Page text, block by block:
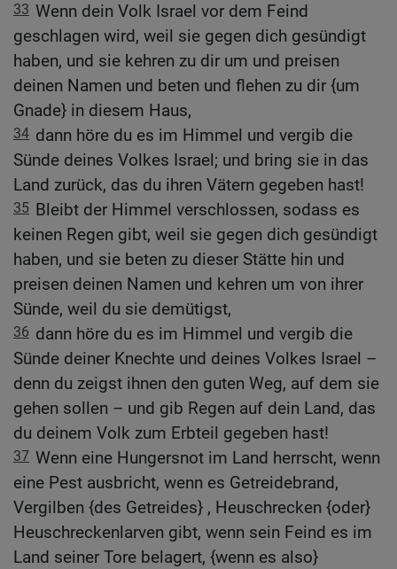
33 Wenn dein Volk Israel vor dem Feind
geschlagen wird, weil sie gegen dich gesündigt
haben, und sie kehren zu dir um und preisen
deinen Namen und beten und flehen zu dir {um
Gnade} in diesem Haus,
34 dann höre du es im Himmel und vergib die
Sünde deines Volkes Israel; und bring sie in das
Land zurück, das du ihren Vätern gegeben hast!
35 Bleibt der Himmel verschlossen, sodass es
keinen Regen gibt, weil sie gegen dich gesündigt
haben, und sie beten zu dieser Stätte hin und
preisen deinen Namen und kehren um von ihrer
Sünde, weil du sie demütigst,
36 dann höre du es im Himmel und vergib die
Sünde deiner Knechte und deines Volkes Israel –
denn du zeigst ihnen den guten Weg, auf dem sie
gehen sollen – und gib Regen auf dein Land, das
du deinem Volk zum Erbteil gegeben hast!
37 Wenn eine Hungersnot im Land herrscht, wenn
eine Pest ausbricht, wenn es Getreidebrand,
Vergilben {des Getreides} , Heuschrecken {oder}
Heuschreckenlarven gibt, wenn sein Feind es im
Land seiner Tore belagert, {wenn es also}